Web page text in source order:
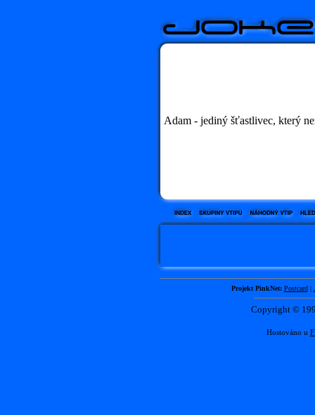
Adam - jediný šťastlivec, který
Projekt PinkNet: Postcard|
Copyright ©
Hostováno u